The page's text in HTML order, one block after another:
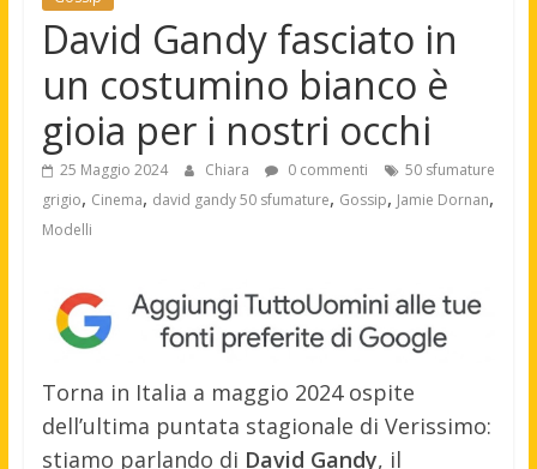
David Gandy fasciato in
un costumino bianco è
gioia per i nostri occhi
25 Maggio 2024 Chiara 0 commenti
50 sfumature
grigio, Cinema, david gandy 50 sfumature, Gossip, Jamie Dornan,
Modelli
Torna in Italia a maggio 2024 ospite
dell’ultima puntata stagionale di Verissimo:
stiamo parlando di David Gandy, il